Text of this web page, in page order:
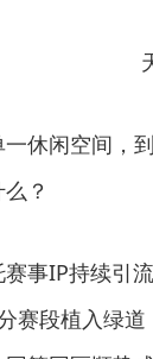
一休闲空间，
？
赛事IP持续引
赛段植入绿